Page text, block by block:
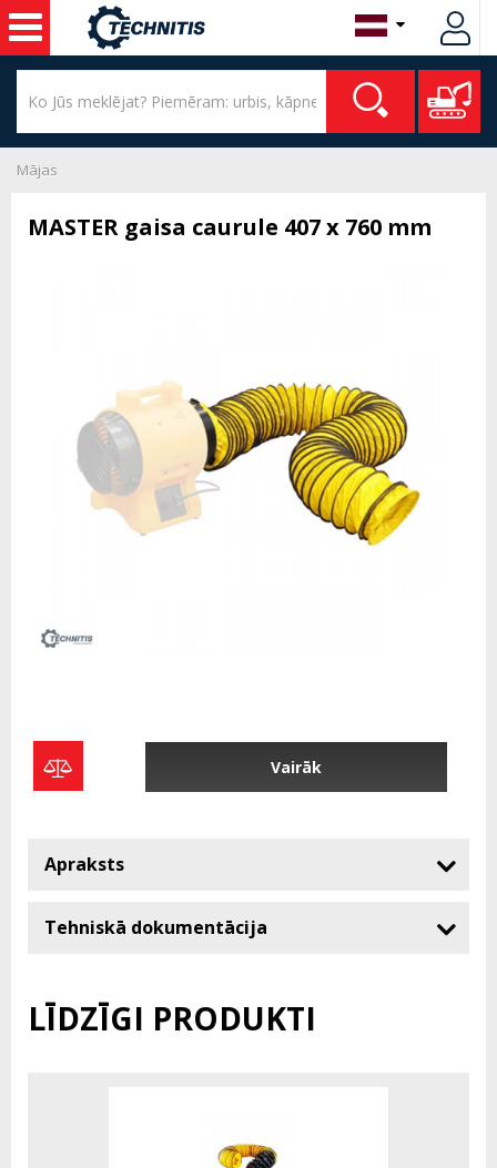
Mājas
MASTER gaisa caurule 407 x 760 mm
Vairāk
Apraksts
Tehniskā dokumentācija
LĪDZĪGI PRODUKTI